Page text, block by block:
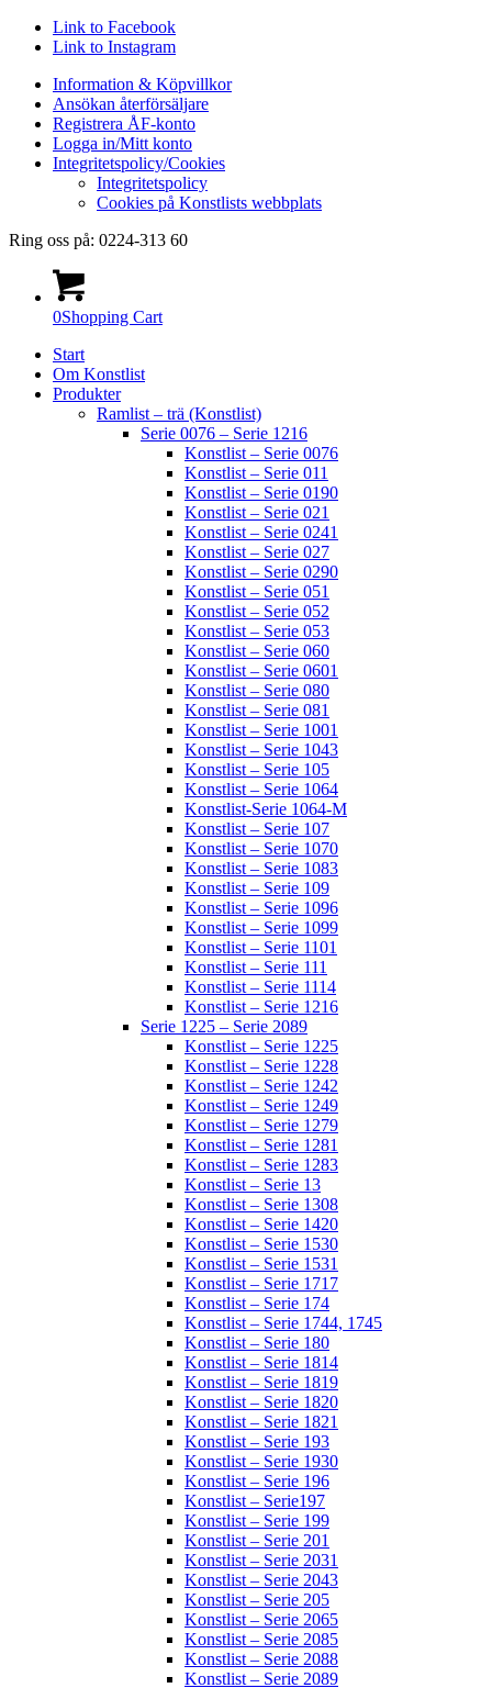
Link to Facebook
Link to Instagram
Information & Köpvillkor
Ansökan återförsäljare
Registrera ÅF-konto
Logga in/Mitt konto
Integritetspolicy/Cookies
Integritetspolicy
Cookies på Konstlists webbplats
Ring oss på: 0224-313 60
0Shopping Cart
Start
Om Konstlist
Produkter
Ramlist – trä (Konstlist)
Serie 0076 – Serie 1216
Konstlist – Serie 0076
Konstlist – Serie 011
Konstlist – Serie 0190
Konstlist – Serie 021
Konstlist – Serie 0241
Konstlist – Serie 027
Konstlist – Serie 0290
Konstlist – Serie 051
Konstlist – Serie 052
Konstlist – Serie 053
Konstlist – Serie 060
Konstlist – Serie 0601
Konstlist – Serie 080
Konstlist – Serie 081
Konstlist – Serie 1001
Konstlist – Serie 1043
Konstlist – Serie 105
Konstlist – Serie 1064
Konstlist-Serie 1064-M
Konstlist – Serie 107
Konstlist – Serie 1070
Konstlist – Serie 1083
Konstlist – Serie 109
Konstlist – Serie 1096
Konstlist – Serie 1099
Konstlist – Serie 1101
Konstlist – Serie 111
Konstlist – Serie 1114
Konstlist – Serie 1216
Serie 1225 – Serie 2089
Konstlist – Serie 1225
Konstlist – Serie 1228
Konstlist – Serie 1242
Konstlist – Serie 1249
Konstlist – Serie 1279
Konstlist – Serie 1281
Konstlist – Serie 1283
Konstlist – Serie 13
Konstlist – Serie 1308
Konstlist – Serie 1420
Konstlist – Serie 1530
Konstlist – Serie 1531
Konstlist – Serie 1717
Konstlist – Serie 174
Konstlist – Serie 1744, 1745
Konstlist – Serie 180
Konstlist – Serie 1814
Konstlist – Serie 1819
Konstlist – Serie 1820
Konstlist – Serie 1821
Konstlist – Serie 193
Konstlist – Serie 1930
Konstlist – Serie 196
Konstlist – Serie197
Konstlist – Serie 199
Konstlist – Serie 201
Konstlist – Serie 2031
Konstlist – Serie 2043
Konstlist – Serie 205
Konstlist – Serie 2065
Konstlist – Serie 2085
Konstlist – Serie 2088
Konstlist – Serie 2089